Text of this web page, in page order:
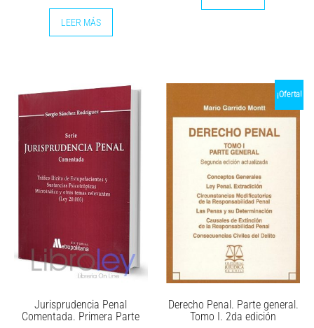
LEER MÁS
Jurisprudencia Penal
Comentada. Primera Parte
¡Oferta!
Derecho Penal. Parte general.
Tomo I. 2da edición